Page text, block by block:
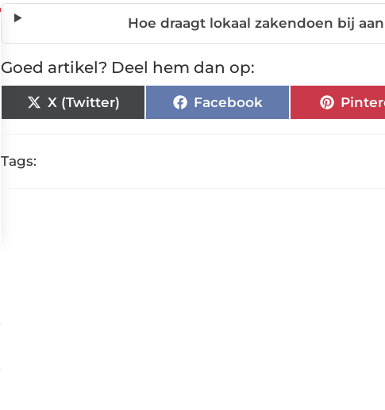
Hoe draagt lokaal zakendoen bij
Goed artikel? Deel hem dan op:
X (Twitter) Facebook
Tags: